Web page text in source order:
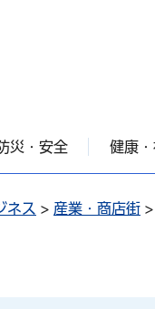
災・安全 健康
ネス > 産業・商店街